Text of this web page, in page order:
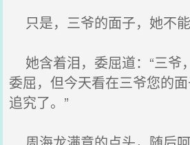
只是，三爷的面子，她不能
她含着泪，委屈道：“三爷
委屈，但今天看在三爷您的
追究了。”